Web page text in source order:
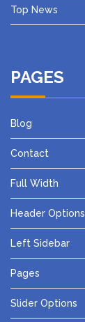
Top News
PAGES
Blog
Contact
Full Width
Header Options
Left Sidebar
Pages
Slider Options